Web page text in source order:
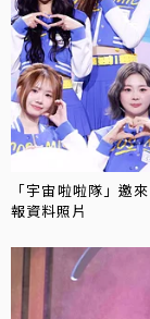
「宇宙啦啦隊」邀
報資料照片